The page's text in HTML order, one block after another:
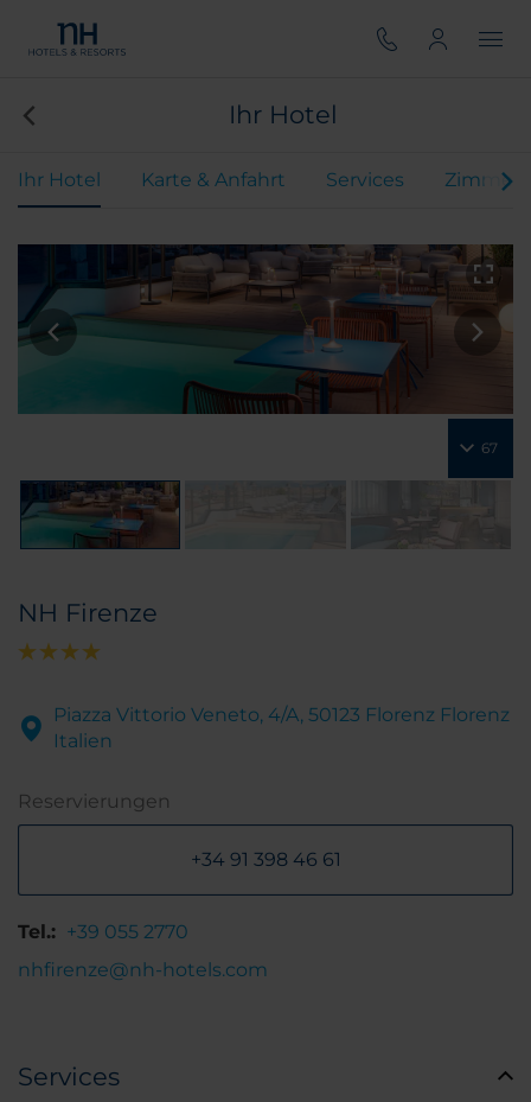
Ihr Hotel
Ihr Hotel Karte & Anfahrt Services Zimmer
67
NH Firenze
Piazza Vittorio Veneto, 4/A, 50123 Florenz Florenz
Italien
Reservierungen
+34 91 398 46 61
Tel.: +39 055 2770
nhfirenze@nh-hotels.com
Services